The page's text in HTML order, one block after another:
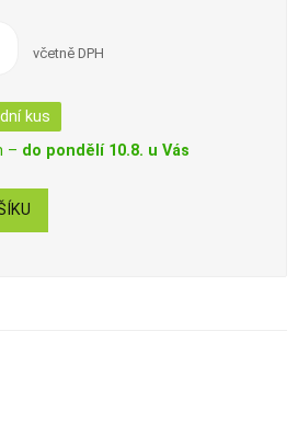
včetně DPH
kus
– do pondělí 10.8. u Vás